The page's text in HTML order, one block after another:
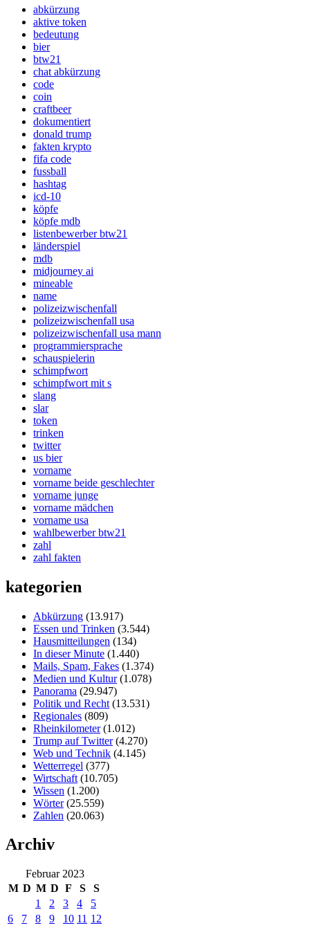
abkürzung
aktive token
bedeutung
bier
btw21
chat abkürzung
code
coin
craftbeer
dokumentiert
donald trump
fakten krypto
fifa code
fussball
hashtag
icd-10
köpfe
köpfe mdb
listenbewerber btw21
länderspiel
mdb
midjourney ai
mineable
name
polizeizwischenfall
polizeizwischenfall usa
polizeizwischenfall usa mann
programmiersprache
schauspielerin
schimpfwort
schimpfwort mit s
slang
slar
token
trinken
twitter
us bier
vorname
vorname beide geschlechter
vorname junge
vorname mädchen
vorname usa
wahlbewerber btw21
zahl
zahl fakten
kategorien
Abkürzung (13.917)
Essen und Trinken (3.544)
Hausmitteilungen (134)
In dieser Minute (1.440)
Mails, Spam, Fakes (1.374)
Medien und Kultur(1.078)
Panorama (29.947)
Politik und Recht (13.531)
Regionales (809)
Rheinkilometer(1.012)
Trump auf Twitter(4.270)
Web und Technik (4.145)
Wetterregel (377)
Wirtschaft (10.705)
Wissen (1.200)
Wörter(25.559)
Zahlen (20.063)
Archiv
Februar 2023
M D M D F S
S
1
2 3 4
5
6
7 8 9 10 11 12